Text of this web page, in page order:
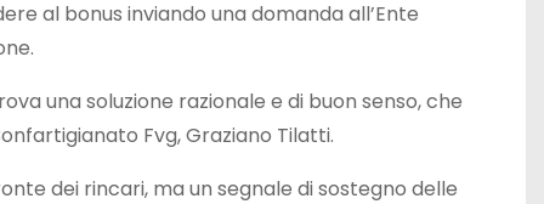
al bonus inviando una domanda all’Ente
una soluzione razionale e di buon senso, che
Fvg, Graziano Tilatti.
dei rincari, ma un segnale di sostegno delle